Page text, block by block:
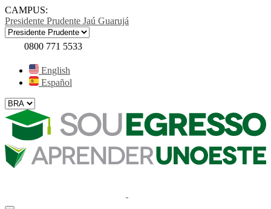
CAMPUS:
Presidente Prudente Jaú Guarujá
0800 771 5533
English
Español